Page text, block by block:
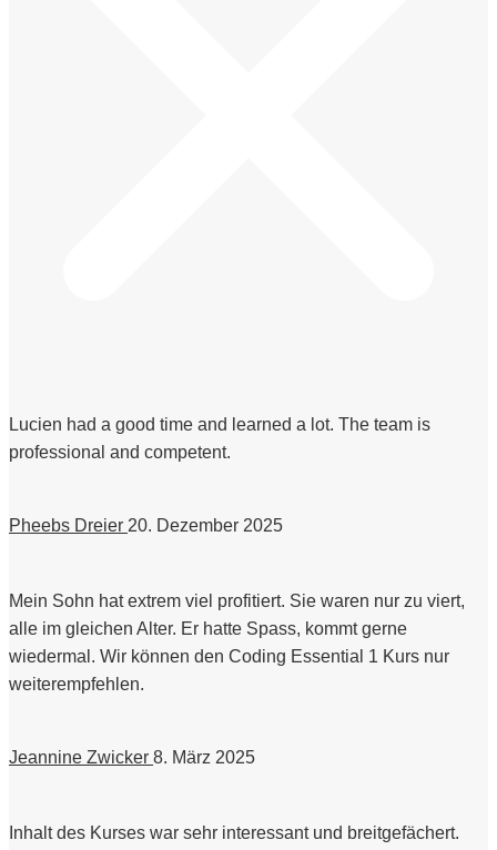
Lucien had a good time and learned a lot. The team is
professional and competent.
Pheebs Dreier 20. Dezember 2025
Mein Sohn hat extrem viel profitiert. Sie waren nur zu viert,
alle im gleichen Alter. Er hatte Spass, kommt gerne
wiedermal. Wir können den Coding Essential 1 Kurs nur
weiterempfehlen.
Jeannine Zwicker 8. März 2025
Inhalt des Kurses war sehr interessant und breitgefächert.